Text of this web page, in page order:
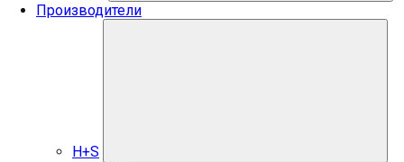
Производители
H+S